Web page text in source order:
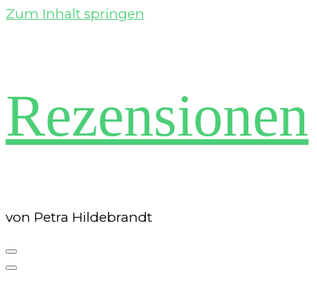
Zum Inhalt springen
Rezensionen
von Petra Hildebrandt